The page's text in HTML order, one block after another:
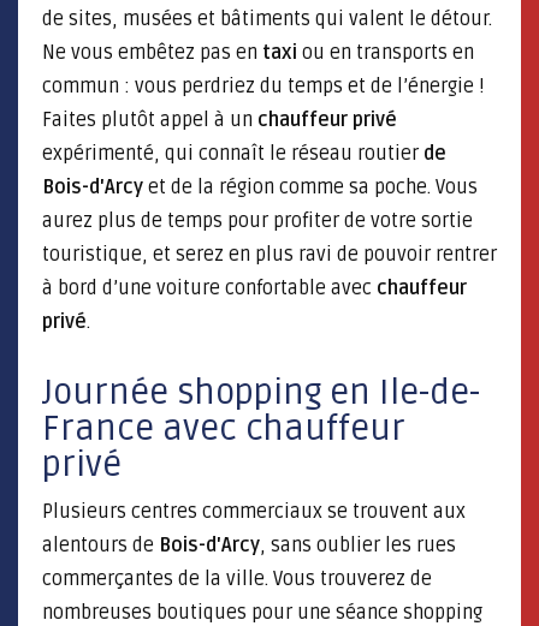
de sites, musées et bâtiments qui valent le détour.
Ne vous embêtez pas en taxi ou en transports en
commun : vous perdriez du temps et de l’énergie !
Faites plutôt appel à un chauffeur privé
expérimenté, qui connaît le réseau routier de
Bois-d'Arcy et de la région comme sa poche. Vous
aurez plus de temps pour profiter de votre sortie
touristique, et serez en plus ravi de pouvoir rentrer
à bord d’une voiture confortable avec chauffeur
privé.
Journée shopping en Ile-de-
France avec chauffeur
privé
Plusieurs centres commerciaux se trouvent aux
alentours de Bois-d'Arcy, sans oublier les rues
commerçantes de la ville. Vous trouverez de
nombreuses boutiques pour une séance shopping